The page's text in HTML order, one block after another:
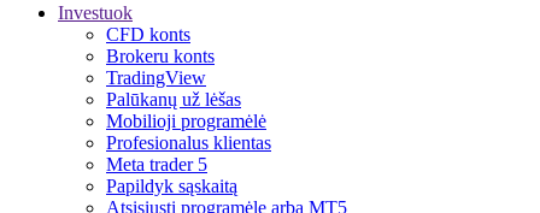
Investuok
CFD konts
Brokeru konts
TradingView
Palūkanų už lėšas
Mobilioji programėlė
Profesionalus klientas
Meta trader 5
Papildyk sąskaitą
Atsisiųsti programėlę arba MT5